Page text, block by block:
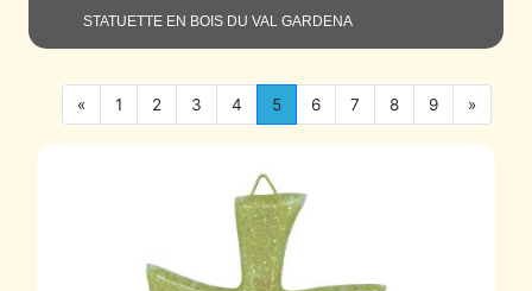
STATUETTE EN BOIS DU VAL GARDENA
« 1 2 3 4 5 6 7 8 9 »